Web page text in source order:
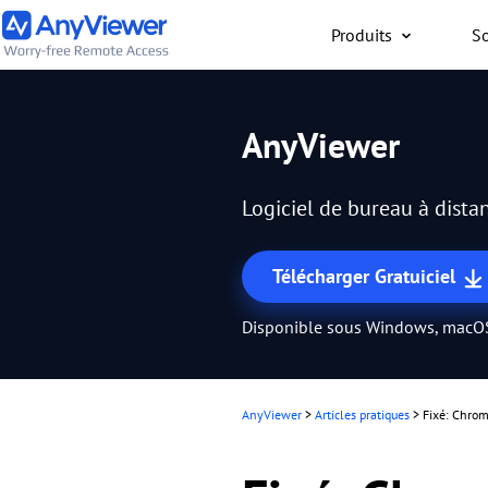
Produits
PC/Mac/mobile, où que
AnyViewer
Logiciel de bureau à
Télécharger Gratuiciel
Disponible sous Windows,
AnyViewer > Articles pratiques > Fixé: